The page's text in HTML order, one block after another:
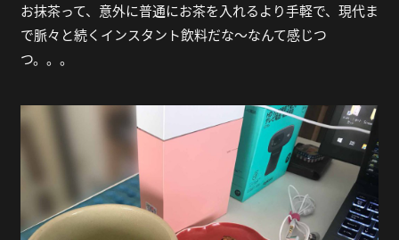
お抹茶って、意外に普通にお茶を入れるより手軽で、現代ま
で脈々と続くインスタント飲料だな～なんて感じつ
つ。。。